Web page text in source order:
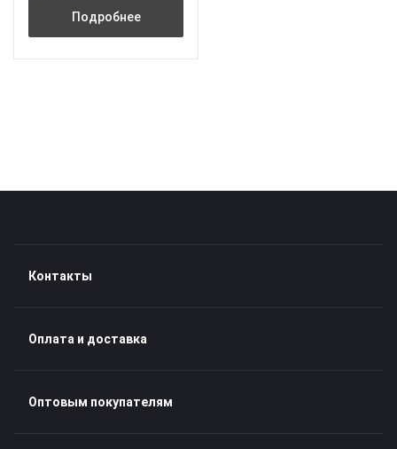
Подробнее
Контакты
Оплата и доставка
Оптовым покупателям